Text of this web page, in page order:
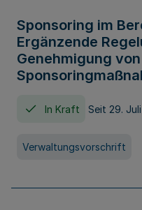
Sponsoring im
Ergänzende
Genehmigung von
In Kraft Seit 29.
Verwaltungsvorschrift